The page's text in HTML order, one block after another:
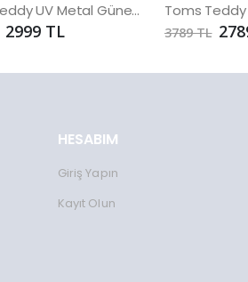
Toms Teddy UV Metal Güneş Gözlüğü
2999 TL 3789 TL
HESABIM
Giriş Yapın
Kayıt Olun